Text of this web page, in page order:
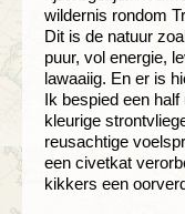
wildernis rondom
Dit is de natuur
puur, vol energie,
lawaaiig. En er is
Ik bespied een
kleurige
reusachtige
een civetkat
kikkers een